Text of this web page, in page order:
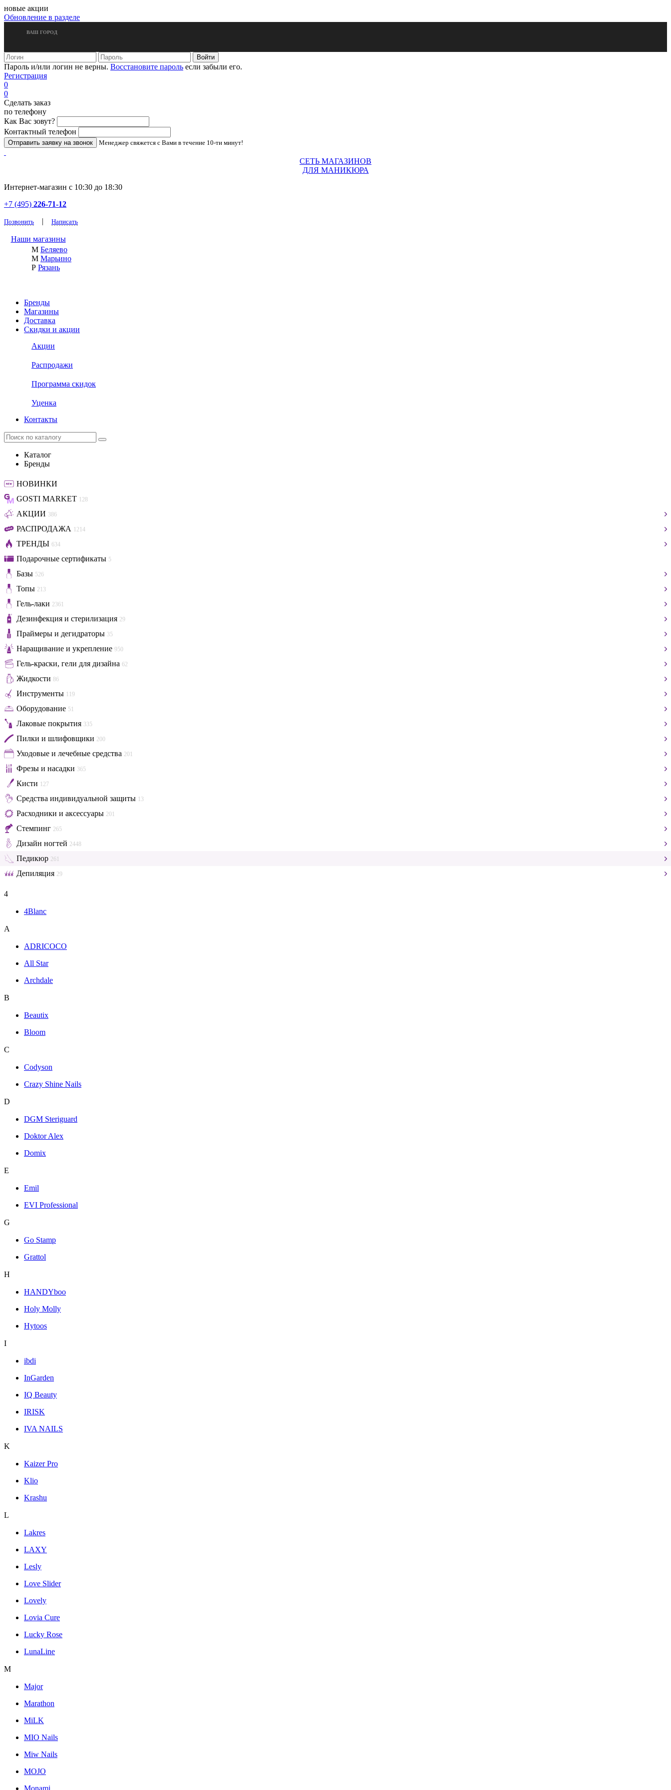
новые акции
Обновление в разделе
ВАШ ГОРОД
Пароль и/или логин не верны. Восстановите пароль если забыли его.
Регистрация
0
0
Сделать заказ
по телефону
Как Вас зовут?
Контактный телефон
Менеджер свяжется с Вами в течение 10-ти минут!
СЕТЬ МАГАЗИНОВ
ДЛЯ МАНИКЮРА
Интернет-магазин с 10:30 до 18:30
+7 (495) 226-71-12
Позвонить | Написать
Наши магазины
М Беляево
М Марьино
Р Рязань
Бренды
Магазины
Доставка
Скидки и акции
Акции
Распродажи
Программа скидок
Уценка
Контакты
Каталог
Бренды
НОВИНКИ
GOSTI MARKET 128
АКЦИИ 386
РАСПРОДАЖА 1214
ТРЕНДЫ 634
Подарочные сертификаты 5
Базы 526
Топы 213
Гель-лаки 2361
Дезинфекция и стерилизация 29
Праймеры и дегидраторы 35
Наращивание и укрепление 950
Гель-краски, гели для дизайна 62
Жидкости 86
Инструменты 119
Оборудование 51
Лаковые покрытия 335
Пилки и шлифовщики 200
Уходовые и лечебные средства 201
Фрезы и насадки 365
Кисти 127
Средства индивидуальной защиты 13
Расходники и аксессуары 201
Стемпинг 265
Дизайн ногтей 2448
Педикюр 261
Депиляция 29
4
4Blanc
A
ADRICOCO
All Star
Archdale
B
Beautix
Bloom
C
Codyson
Crazy Shine Nails
D
DGM Steriguard
Doktor Alex
Domix
E
Emil
EVI Professional
G
Go Stamp
Grattol
H
HANDYboo
Holy Molly
Hytoos
I
ibdi
InGarden
IQ Beauty
IRISK
IVA NAILS
K
Kaizer Pro
Klio
Krashu
L
Lakres
LAXY
Lesly
Love Slider
Lovely
Lovia Cure
Lucky Rose
LunaLine
M
Major
Marathon
MiLK
MIO Nails
Miw Nails
MOJO
Monami